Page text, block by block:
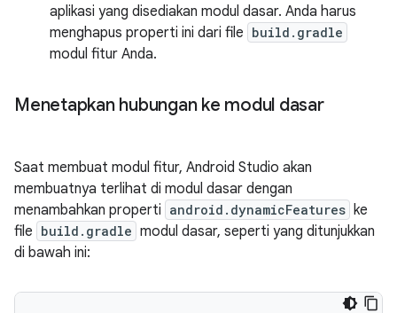
aplikasi yang disediakan modul dasar. Anda harus
menghapus properti ini dari file build.gradle
modul fitur Anda.
Menetapkan hubungan ke modul dasar
Saat membuat modul fitur, Android Studio akan
membuatnya terlihat di modul dasar dengan
menambahkan properti android.dynamicFeatures ke
file build.gradle modul dasar, seperti yang ditunjukkan
di bawah ini: